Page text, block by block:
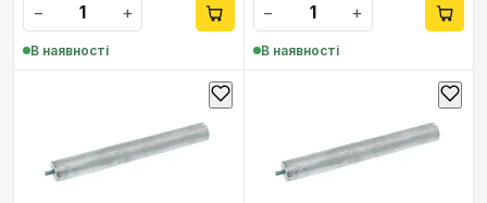
−
+
В наявності
−
+
В наявності